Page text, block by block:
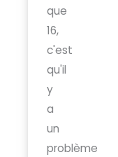
que
16,
c'est
qu'il
y
a
un
problème